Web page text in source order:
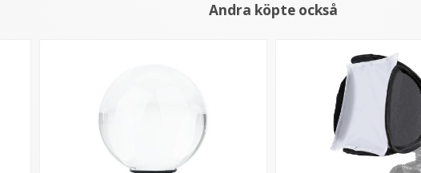
Andra köpte också